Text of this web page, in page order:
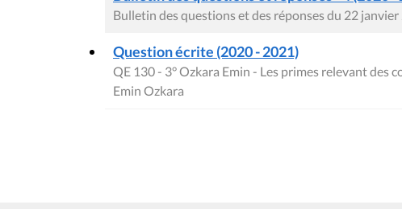
Bulletin des questions et des réponses du 22 janvier
Question écrite (2020 - 2021)
QE 130 - 3° Ozkara Emin - Les primes relevant des
Emin Ozkara